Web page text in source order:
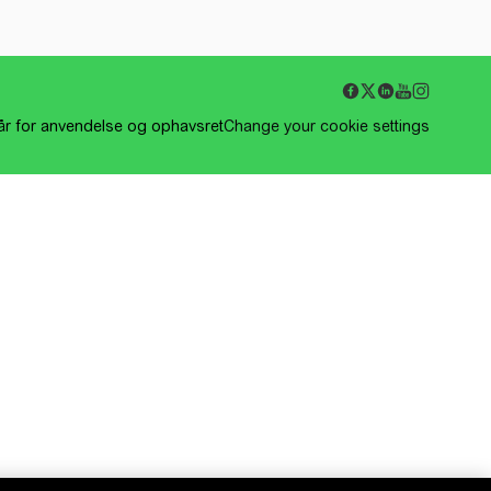
for anvendelse og ophavsretChange your cookie settings